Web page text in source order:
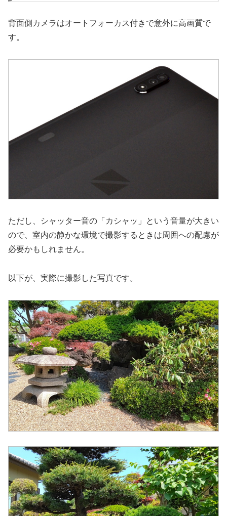
背面側カメラはオートフォーカス付きで意外に高画質で
す。
ただし、シャッター音の「カシャッ」という音量が大きい
ので、室内の静かな環境で撮影するときは周囲への配慮が
必要かもしれません。
以下が、実際に撮影した写真です。